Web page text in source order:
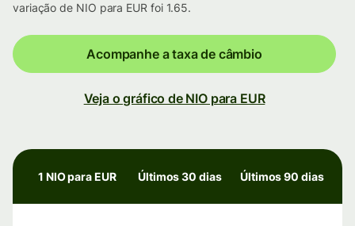
variação de NIO para EUR foi 1.65.
Acompanhe a taxa de câmbio
Veja o gráfico de NIO para EUR
1 NIO para EUR Últimos 30 dias Últimos 90 dias